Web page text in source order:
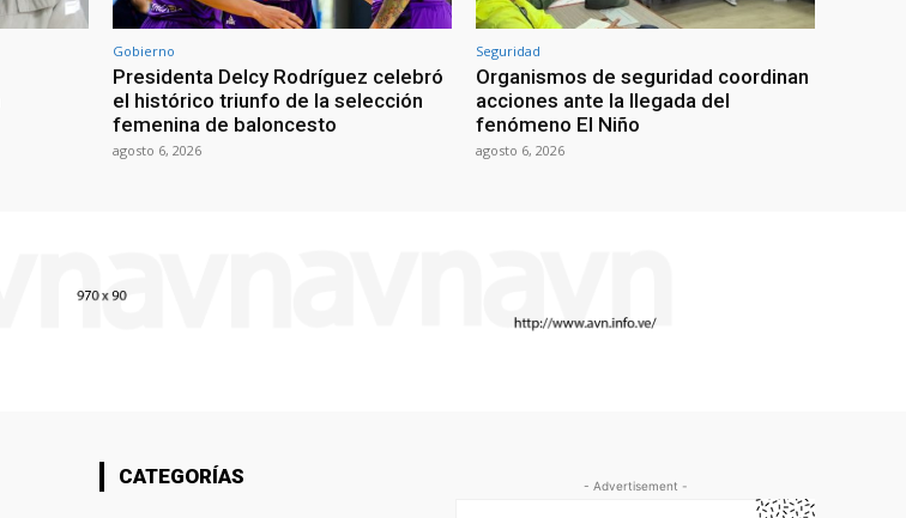
Gobierno
Presidenta Delcy Rodríguez celebró
el histórico triunfo de la selección
femenina de baloncesto
agosto 6, 2026
Seguridad
Organismos de seguridad coordinan
acciones ante la llegada del
fenómeno El Niño
agosto 6, 2026
CATEGORÍAS - Advertisement -